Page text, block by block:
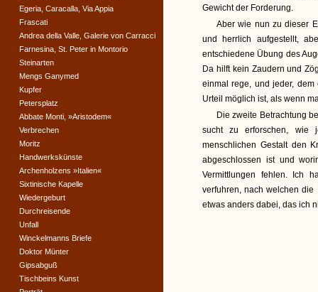
Gewicht der Forderung.
Aber wie nun zu dieser
und herrlich aufgestellt,
entschiedene Übung des
Da hilft kein Zaudern und
einmal rege, und jeder,
Urteil möglich ist, als wenn
Die zweite Betrachtung
sucht zu erforschen, wie
menschlichen Gestalt den
abgeschlossen ist und
Vermittlungen fehlen. Ich
verfuhren, nach welchen
etwas anders dabei, das ich
Egeria, Caracalla, Via Appia
Frascati
Andrea della Valle, Galerie von Carracci
Farnesina, St. Peter in Montorio
Steinarten
Mengs Ganymed
Kupfer
Petersplatz
Abbate Monti, »Aristodem«
Verbrechen
Moritz
Handwerkskünste
Archenholzens »Italien«
Sixtinische Kapelle
Wiedergeburt
Durchreisende
Unfall
Winckelmanns Briefe
Doktor Münter
Gipsabguß
Tischbeins Kunst